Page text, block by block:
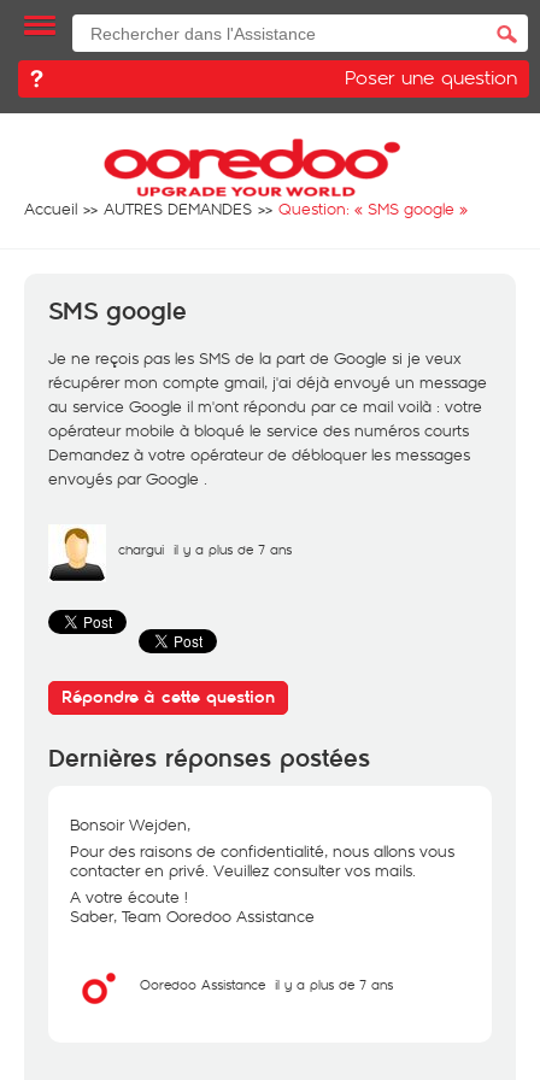
Poser une question
Accueil AUTRES DEMANDES Question: « SMS google »
SMS google
Je ne reçois pas les SMS de la part de Google si je veux
récupérer mon compte gmail, j'ai déjà envoyé un message
au service Google il m'ont répondu par ce mail voilà : votre
opérateur mobile à bloqué le service des numéros courts
Demandez à votre opérateur de débloquer les messages
envoyés par Google .
chargui il y a plus de 7 ans
Répondre à cette question
Dernières réponses postées
Bonsoir Wejden,
Pour des raisons de confidentialité, nous allons vous
contacter en privé. Veuillez consulter vos mails.
A votre écoute !
Saber, Team Ooredoo Assistance
Ooredoo Assistance il y a plus de 7 ans